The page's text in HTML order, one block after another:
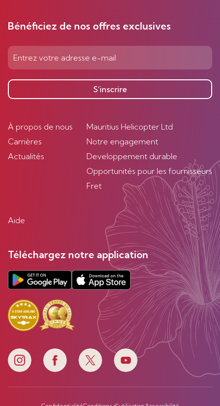
Bénéficiez de nos offres exclusives
S’inscrire
À propos de nous
Carrières
Actualités
Mauritius Helicopter Ltd
Notre engagement
Developpement durable
Opportunités pour les fournisseurs
Fret
Aide
Téléchargez notre application